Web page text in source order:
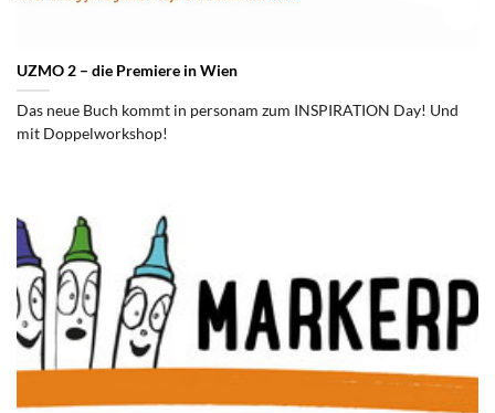
UZMO 2 – die Premiere in Wien
Das neue Buch kommt in personam zum INSPIRATION Day! Und
mit Doppelworkshop!